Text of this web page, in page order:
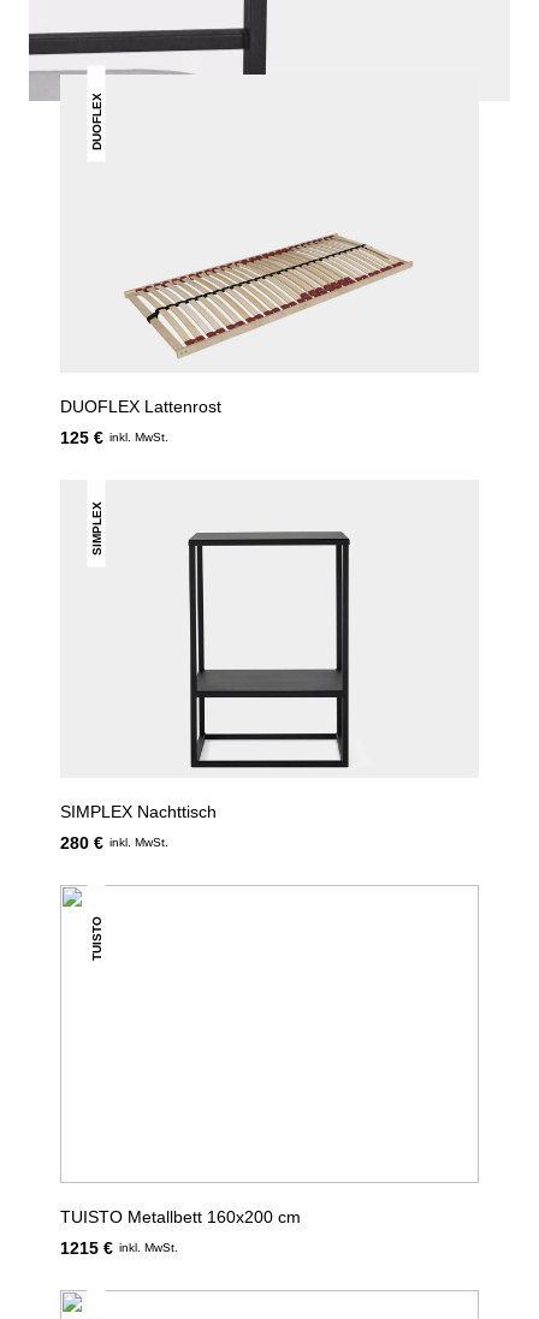
DUOFLEX
DUOFLEX Lattenrost
125 € inkl. MwSt.
SIMPLEX
SIMPLEX Nachttisch
280 € inkl. MwSt.
TUISTO
TUISTO Metallbett 160x200 cm
1215 € inkl. MwSt.